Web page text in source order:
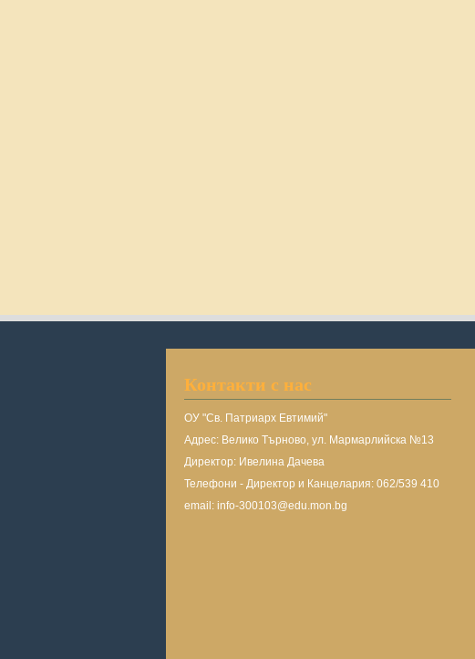
Контакти с нас
ОУ "Св. Патриарх Евтимий"
Адрес: Велико Търново, ул. Мармарлийска №13
Директор: Ивелина Дачева
Телефони - Директор и Канцелария: 062/539 410
email: info-300103@edu.mon.bg